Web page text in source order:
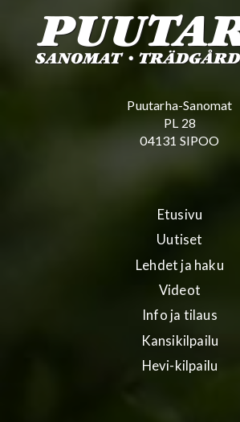
Puutarha-Sanomat
PL 28
04131 SIPOO
Etusivu
Uutiset
Lehdet ja haku
Videot
Info ja tilaus
Kansikilpailu
Hevi-kilpailu